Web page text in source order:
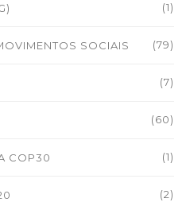
(1)
SOCIAIS (79)
(7)
(60)
COP30 (1)
(2)